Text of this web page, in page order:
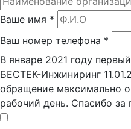
Ваше имя *
Ваш номер телефона *
В январе 2021 году
БЕСТЕК-Инжиниринг
обращение максимально
рабочий день. Спасибо за